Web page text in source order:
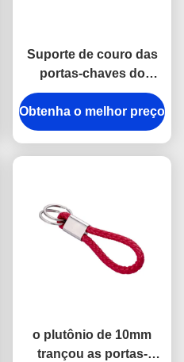
Suporte de couro das
portas-chaves do
plutônio do logotipo de
Debossing em volta da
espessura de 6.5mm
Obtenha o melhor preço
o plutônio de 10mm
trançou as portas-